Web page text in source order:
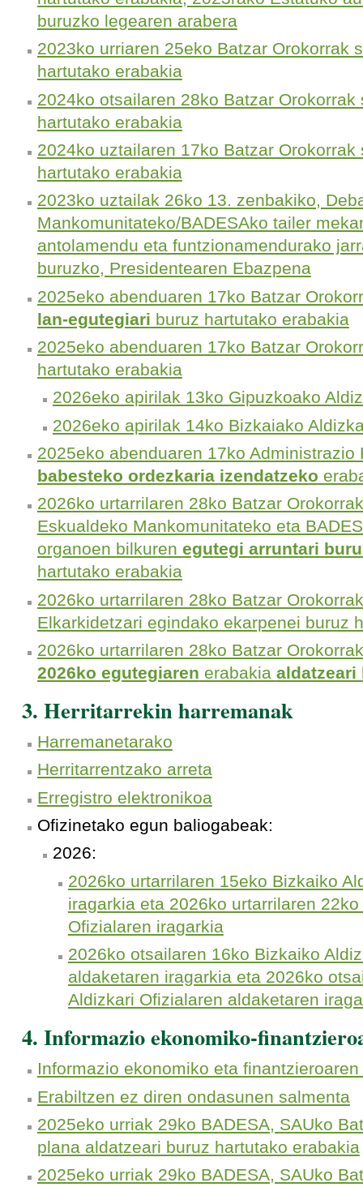
buruzko legearen arabera
2023ko urriaren 25eko Batzar Orokorrak
hartutako erabakia
2024ko otsailaren 28ko Batzar
hartutako erabakia
2024ko uztailaren 17ko Batzar
hartutako erabakia
2023ko uztailak 26ko 13. zenbakiko,
Mankomunitateko/BADESAko tailer
antolamendu eta funtzionamendurako
buruzko, Presidentearen Ebazpena
2025eko abenduaren 17ko Batzar
lan-egutegiari buruz hartutako erabakia
2025eko abenduaren 17ko Batzar
hartutako erabakia
2026eko apirilak 13ko Gipuzkoako
2026eko apirilak 14ko Bizkaiako
2025eko abenduaren 17ko
babesteko ordezkaria izendatzeko
2026ko urtarrilaren 28ko Batzar
Eskualdeko Mankomunitateko eta
organoen bilkuren egutegi arruntari
hartutako erabakia
2026ko urtarrilaren 28ko Batzar
Elkarkidetzari egindako ekarpenei buruz
2026ko urtarrilaren 28ko Batzar
2026ko egutegiaren erabakia aldatzeari
3. Herritarrekin harremanak
Harremanetarako
Herritarrentzako arreta
Erregistro elektronikoa
Ofizinetako egun baliogabeak:
2026:
2026ko urtarrilaren 15eko Bizkaiko
iragarkia eta 2026ko urtarrilaren
Ofizialaren iragarkia
2026ko otsailaren 16ko Bizkaiko
aldaketaren iragarkia eta 2026ko
Aldizkari Ofizialaren aldaketaren
4. Informazio ekonomiko-
Informazio ekonomiko eta
Erabiltzen ez diren ondasunen salmenta
2025eko urriak 29ko BADESA, SAUko
plana aldatzeari buruz hartutako erabakia
2025eko urriak 29ko BADESA, SAUko